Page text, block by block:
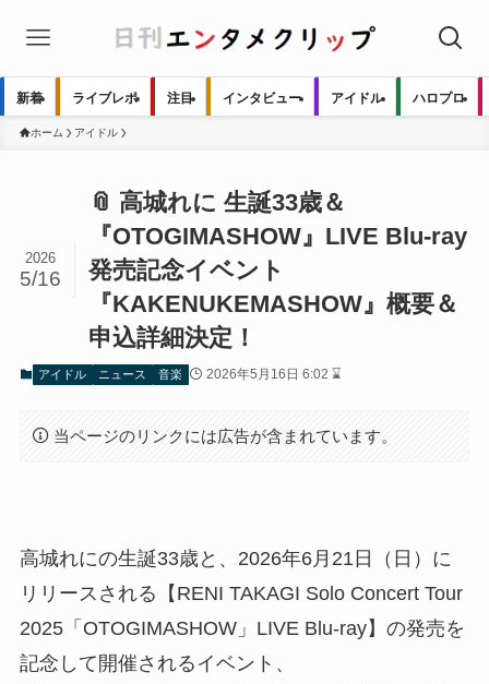
新着 ライブレポ 注目 インタビュー アイドル ハロプロ
ホーム アイドル
📎 高城れに 生誕33歳＆
『OTOGIMASHOW』LIVE Blu-ray
発売記念イベント
『KAKENUKEMASHOW』概要＆
申込詳細決定！
2026
5/16
アイドル ニュース 音楽 2026年5月16日 6:02 ⌛
当ページのリンクには広告が含まれています。
高城れにの生誕33歳と、2026年6月21日（日）に
リリースされる【RENI TAKAGI Solo Concert Tour
2025「OTOGIMASHOW」LIVE Blu-ray】の発売を
記念して開催されるイベント、